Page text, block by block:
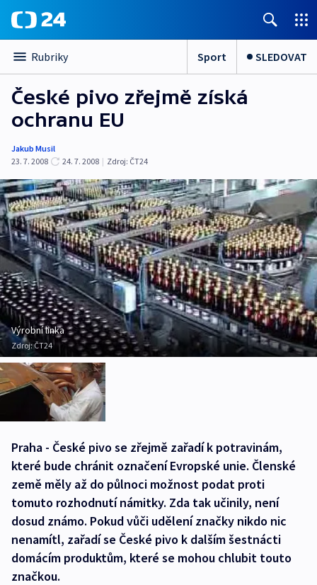
Rubriky Sport SLEDOVAT
České pivo zřejmě získá
ochranu EU
Jakub Musil
23. 7. 2008
24. 7. 2008 | Zdroj: ČT24
Výrobní linka
Zdroj:ČT24
Praha - České pivo se zřejmě zařadí k potravinám,
které bude chránit označení Evropské unie. Členské
země měly až do půlnoci možnost podat proti
tomuto rozhodnutí námitky. Zda tak učinily, není
dosud známo. Pokud vůči udělení značky nikdo nic
nenamítl, zařadí se České pivo k dalším šestnácti
domácím produktům, které se mohou chlubit touto
značkou.